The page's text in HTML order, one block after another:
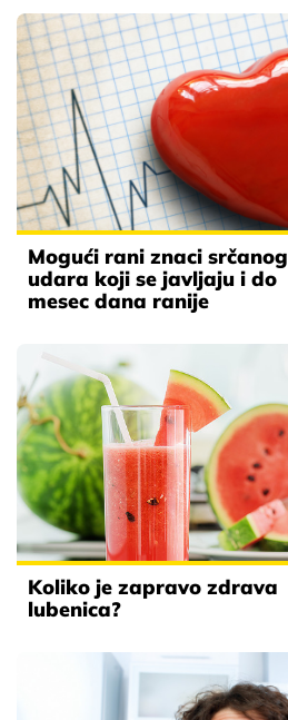
Mogući rani znaci srčanog
udara koji se javljaju i do
mesec dana ranije
Koliko je zapravo zdrava
lubenica?